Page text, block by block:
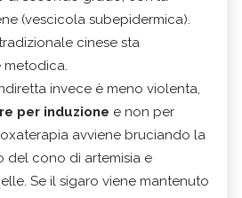
(vescicola subepidermica).
cinese sta
invece è meno violenta,
per induzione e non per
avviene bruciando la
del cono di artemisia e
Se il sigaro viene mantenuto